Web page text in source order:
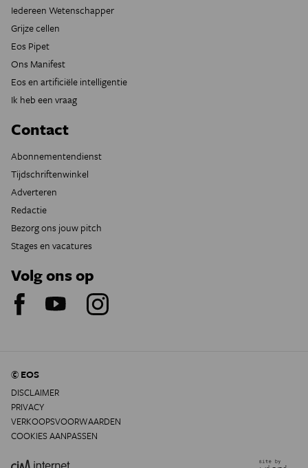
Iedereen Wetenschapper
Grijze cellen
Eos Pipet
Ons Manifest
Eos en artificiële intelligentie
Ik heb een vraag
Contact
Abonnementendienst
Tijdschriftenwinkel
Adverteren
Redactie
Bezorg ons jouw pitch
Stages en vacatures
Volg ons op
© EOS
DISCLAIMER
PRIVACY
VERKOOPSVOORWAARDEN
COOKIES AANPASSEN